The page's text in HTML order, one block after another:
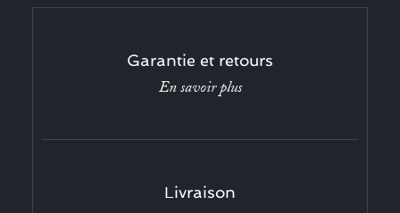
Garantie et retours
En savoir plus
Livraison